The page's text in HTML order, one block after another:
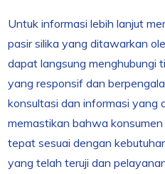
Untuk informasi lebih lanjut
pasir silika yang ditawarkan
dapat langsung menghubungi
yang responsif dan
konsultasi dan informasi yang
memastikan bahwa
tepat sesuai dengan
yang telah teruji dan